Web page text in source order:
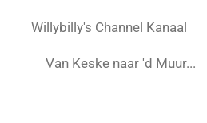
Willybilly's Channel Kanaal
Van Keske naar 'd Muur...